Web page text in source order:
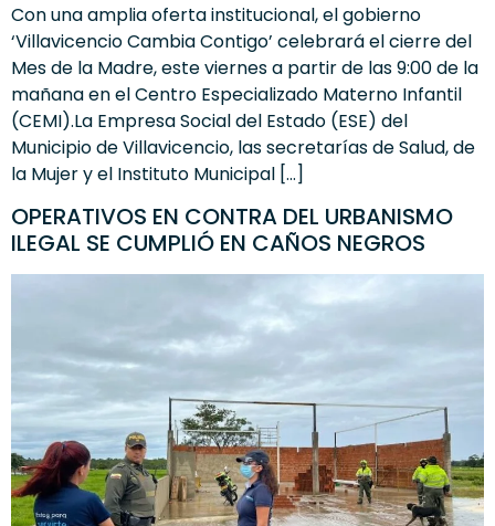
Con una amplia oferta institucional, el gobierno
‘Villavicencio Cambia Contigo’ celebrará el cierre del
Mes de la Madre, este viernes a partir de las 9:00 de la
mañana en el Centro Especializado Materno Infantil
(CEMI).La Empresa Social del Estado (ESE) del
Municipio de Villavicencio, las secretarías de Salud, de
la Mujer y el Instituto Municipal […]
OPERATIVOS EN CONTRA DEL URBANISMO
ILEGAL SE CUMPLIÓ EN CAÑOS NEGROS